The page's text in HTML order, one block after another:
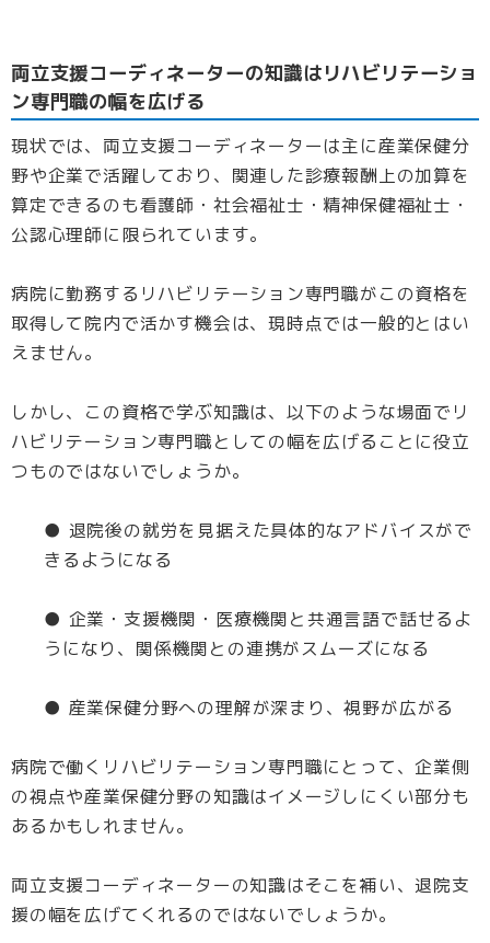
両立支援コーディネーターの知識はリハビリテーショ
ン専門職の幅を広げる
現状では、両立支援コーディネーターは主に産業保健分
野や企業で活躍しており、関連した診療報酬上の加算を
算定できるのも看護師・社会福祉士・精神保健福祉士・
公認心理師に限られています。
病院に勤務するリハビリテーション専門職がこの資格を
取得して院内で活かす機会は、現時点では一般的とはい
えません。
しかし、この資格で学ぶ知識は、以下のような場面でリ
ハビリテーション専門職としての幅を広げることに役立
つものではないでしょうか。
● 退院後の就労を見据えた具体的なアドバイスがで
きるようになる
● 企業・支援機関・医療機関と共通言語で話せるよ
うになり、関係機関との連携がスムーズになる
● 産業保健分野への理解が深まり、視野が広がる
病院で働くリハビリテーション専門職にとって、企業側
の視点や産業保健分野の知識はイメージしにくい部分も
あるかもしれません。
両立支援コーディネーターの知識はそこを補い、退院支
援の幅を広げてくれるのではないでしょうか。